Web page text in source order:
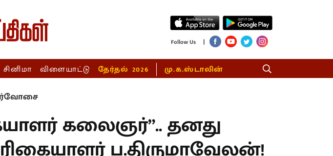
Follow Us |
சினிமா விளையாட்டு தேர்தல் 2026 மு.க.ஸ்டாலின்
கலைஞர்”.. தனது